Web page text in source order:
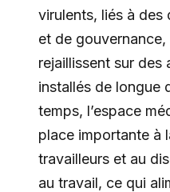
virulents, liés à des
et de
rejaillissent sur des
installés de longue
temps, l’espace
place importante à
travailleurs et au
au travail, ce qui